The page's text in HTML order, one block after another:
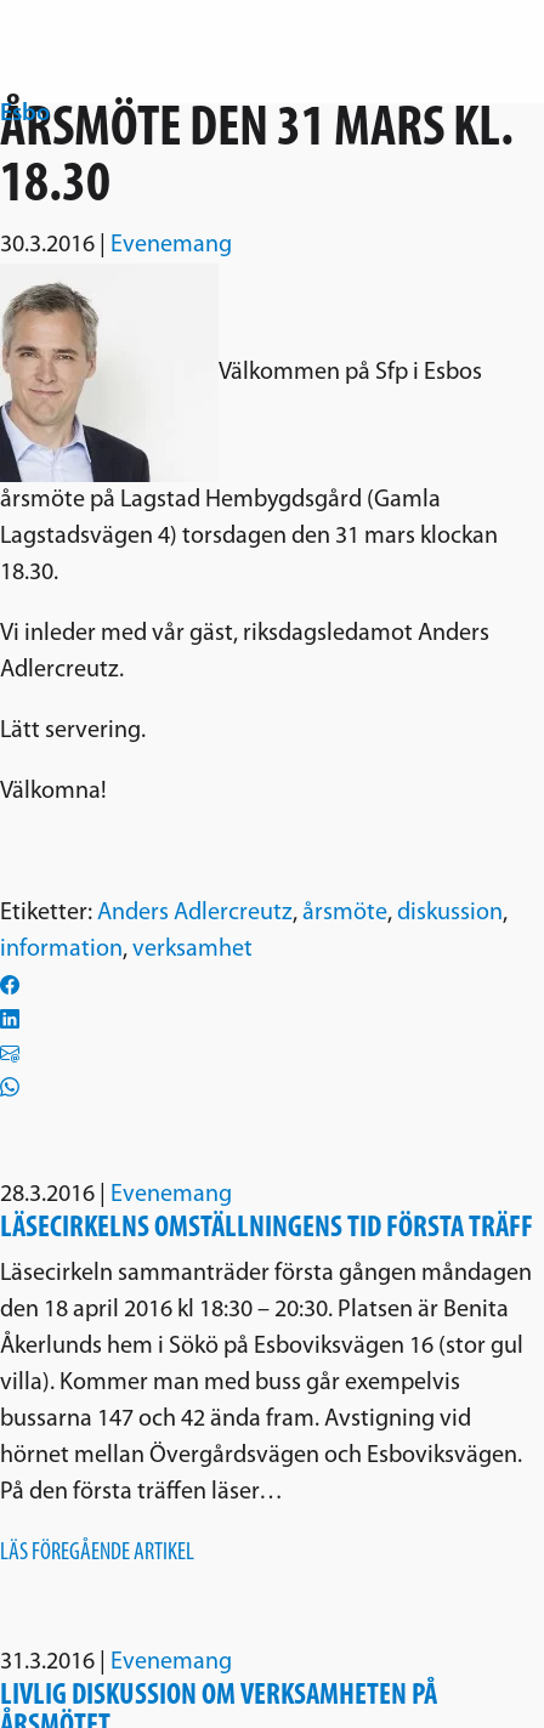
Svenska folkpartiet i Esbo
Esbo
ÅRSMÖTE DEN 31 MARS KL.
18.30
30.3.2016 Evenemang
Välkommen på Sfp i Esbos
årsmöte på Lagstad Hembygdsgård (Gamla
Lagstadsvägen 4) torsdagen den 31 mars klockan
18.30.
Vi inleder med vår gäst, riksdagsledamot Anders
Adlercreutz.
Lätt servering.
Välkomna!
Etiketter: Anders Adlercreutz, årsmöte, diskussion,
information, verksamhet
28.3.2016 Evenemang
LÄSECIRKELNS OMSTÄLLNINGENS TID FÖRSTA TRÄFF
Läsecirkeln sammanträder första gången måndagen
den 18 april 2016 kl 18:30 – 20:30. Platsen är Benita
Åkerlunds hem i Sökö på Esboviksvägen 16 (stor gul
villa). Kommer man med buss går exempelvis
bussarna 147 och 42 ända fram. Avstigning vid
hörnet mellan Övergårdsvägen och Esboviksvägen.
På den första träffen läser…
LÄS FÖREGÅENDE ARTIKEL
31.3.2016 Evenemang
LIVLIG DISKUSSION OM VERKSAMHETEN PÅ